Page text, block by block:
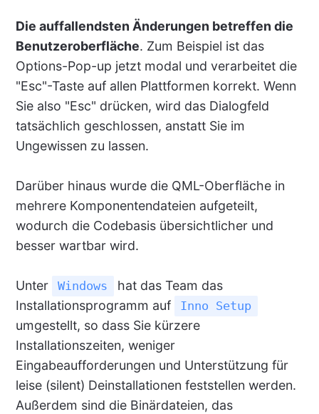
Die auffallendsten Änderungen betreffen die
Benutzeroberfläche. Zum Beispiel ist das
Options-Pop-up jetzt modal und verarbeitet die
"Esc"-Taste auf allen Plattformen korrekt. Wenn
Sie also "Esc" drücken, wird das Dialogfeld
tatsächlich geschlossen, anstatt Sie im
Ungewissen zu lassen.
Darüber hinaus wurde die QML-Oberfläche in
mehrere Komponentendateien aufgeteilt,
wodurch die Codebasis übersichtlicher und
besser wartbar wird.
Unter Windows
hat das Team das
Installationsprogramm auf
Inno Setup
umgestellt, so dass Sie kürzere
Installationszeiten, weniger
Eingabeaufforderungen und Unterstützung für
leise (silent) Deinstallationen feststellen werden.
Außerdem sind die Binärdateien, das